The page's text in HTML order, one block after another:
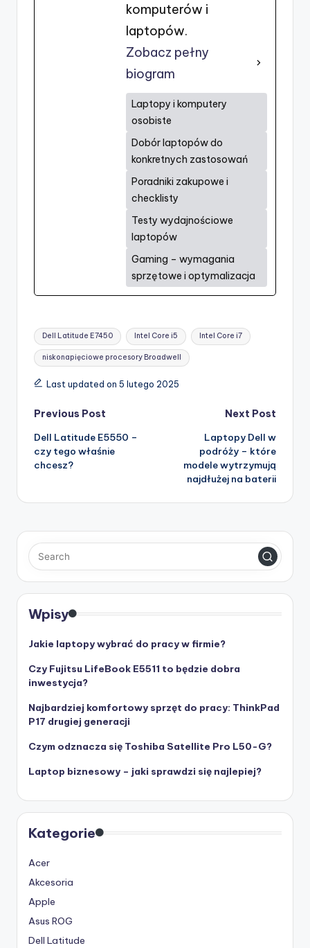
komputerów i
laptopów.
Zobacz pełny
biogram
Laptopy i komputery
osobiste
Dobór laptopów do
konkretnych zastosowań
Poradniki zakupowe i
checklisty
Testy wydajnościowe
laptopów
Gaming – wymagania
sprzętowe i optymalizacja
Tags:
Dell Latitude E7450 Intel Core i5 Intel Core i7
niskonapięciowe procesory Broadwell
Last updated on 5 lutego 2025
Post
navigation
Previous Post
Dell Latitude E5550 –
czy tego właśnie
chcesz?
Next Post
Laptopy Dell w
podróży – które
modele wytrzymują
najdłużej na baterii
Wpisy
Jakie laptopy wybrać do pracy w firmie?
Czy Fujitsu LifeBook E5511 to będzie dobra
inwestycja?
Najbardziej komfortowy sprzęt do pracy: ThinkPad
P17 drugiej generacji
Czym odznacza się Toshiba Satellite Pro L50-G?
Laptop biznesowy – jaki sprawdzi się najlepiej?
Kategorie
Acer
Akcesoria
Apple
Asus ROG
Dell Latitude